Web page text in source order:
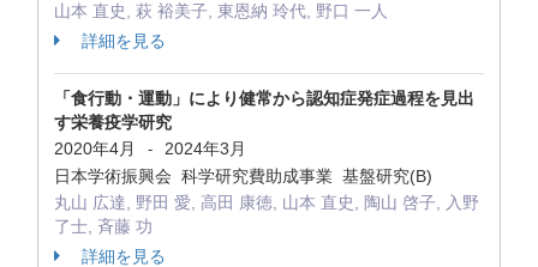
山本 直史, 萩 裕美子, 東恩納 玲代, 野口 一人
詳細を見る
「食行動・運動」により健常から認知症発症過程を見出
す栄養疫学研究
2020年4月
-
2024年3月
日本学術振興会 科学研究費助成事業 基盤研究(B)
丸山 広達, 野田 愛, 高田 康徳, 山本 直史, 陶山 啓子, 入野
了士, 斉藤 功
詳細を見る